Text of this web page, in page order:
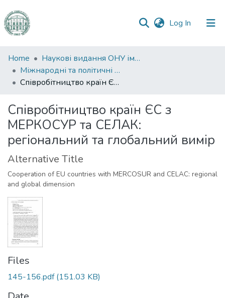
Log In (current)
Communities
&
Collections
Statistics
Home
Наукові видання ОНУ імені І. І. Мечникова
Міжнародні та політичні дослідження
Співробітництво країн ЄС з МЕРКОСУР та СЕЛАК: регіональний та глобальний вимір
Співробітництво країн ЄС з
МЕРКОСУР та СЕЛАК:
регіональний та глобальний вимір
Alternative Title
Cooperation of EU countries with MERCOSUR and СELAC: regional
and global dimension
Files
145-156.pdf(151.03 KB)